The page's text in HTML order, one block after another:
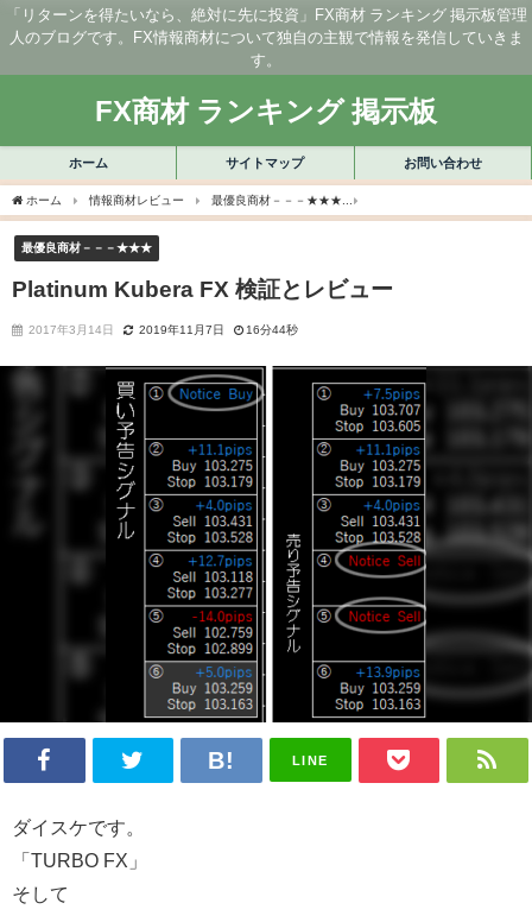
「リターンを得たいなら、絶対に先に投資」FX商材 ランキング 掲示板管理
人のブログです。FX情報商材について独自の主観で情報を発信していきま
す。
FX商材 ランキング 掲示板
ホーム サイトマップ お問い合わせ
ホーム 情報商材レビュー 最優良商材－－－★★★
最優良商材－－－★★★
Platinum Kubera FX 検証とレビュー
2017年3月14日 2019年11月7日 16分44秒
LINE
ダイスケです。
「TURBO FX」
そして